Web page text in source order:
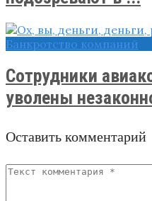
Банкротство компаний
Сотрудники
уволены
Оставить комментарий